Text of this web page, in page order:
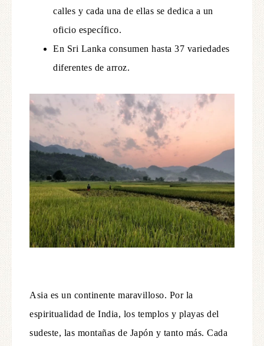
calles y cada una de ellas se dedica a un
oficio específico.
En Sri Lanka consumen hasta 37 variedades
diferentes de arroz.
Asia es un continente maravilloso. Por la
espiritualidad de India, los templos y playas del
sudeste, las montañas de Japón y tanto más. Cada